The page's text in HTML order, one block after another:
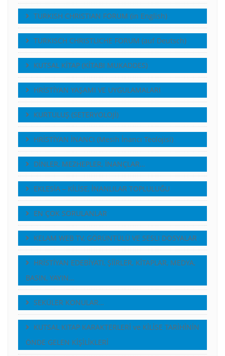
TURKISH CHRISTIAN FORUM (in English)
TURKISCH CHRISTLICHE FORUM (auf Deutsch)
KUTSAL KİTAP (KİTABI MUKADDES)
HRİSTİYAN YAŞAMI VE UYGULAMALARI
KURTULUŞ (SETERYOLOJİ)
HRİSTİYAN İNANCI (Mesih İnancı Teolojisi)
DİNLER, MEZHEPLER, İNANÇLAR…
EKLESİA – KİLİSE, İNANLILAR TOPLULUĞU
EN ÇOK SORULANLAR
KELAM WEB TV, GÖRÜNTÜLÜ VE SESLI DOSYALAR
HRİSTİYAN EDEBİYATI, ŞİİRLER, KİTAPLAR, MEDYA,
BASIN, YAYIN…
SEKÜLER KONULAR…
KUTSAL KITAP KARAKTERLERİ ve KİLİSE TARİHİNİN
ÖNDE GELEN KİŞİLİKLERİ